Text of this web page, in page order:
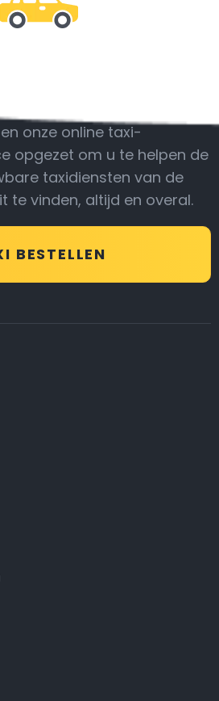
onze online taxi-
opgezet om u te helpen de
taxidiensten van de
te vinden, altijd en overal.
BESTELLEN